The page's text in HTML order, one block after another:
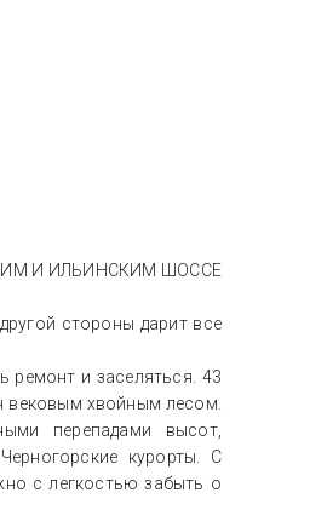
И ИЛЬИНСКИМ ШОССЕ
стороны дарит все
и заселяться. 43
вековым хвойным лесом.
перепадами высот,
курорты. С
с легкостью забыть о